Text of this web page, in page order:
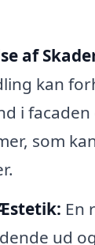
af
kan
i facaden
som
En
ud